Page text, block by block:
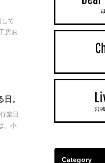
て
房お
。
楽日
、小
Category